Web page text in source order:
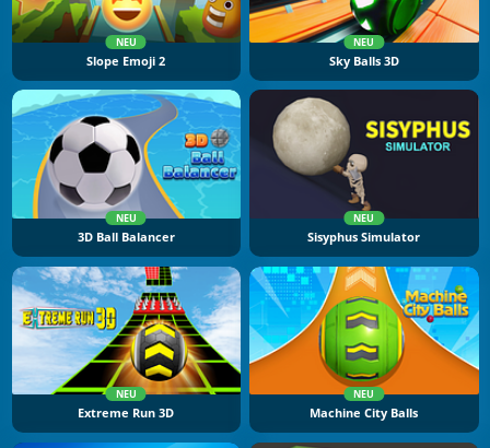
NEU
Slope Emoji 2
NEU
Sky Balls 3D
NEU
3D Ball Balancer
NEU
Sisyphus Simulator
NEU
Extreme Run 3D
NEU
Machine City Balls